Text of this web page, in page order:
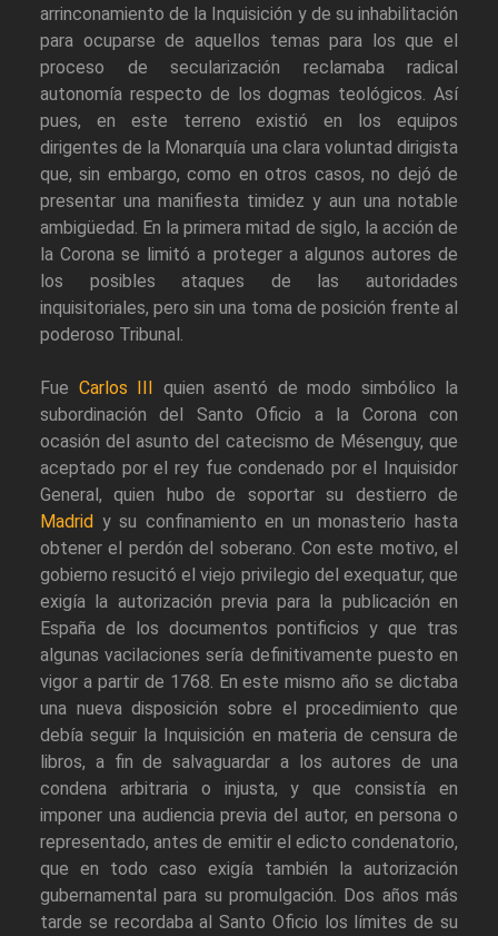
arrinconamiento de la Inquisición y de su inhabilitación
para ocuparse de aquellos temas para los que el
proceso de secularización reclamaba radical
autonomía respecto de los dogmas teológicos. Así
pues, en este terreno existió en los equipos
dirigentes de la Monarquía una clara voluntad dirigista
que, sin embargo, como en otros casos, no dejó de
presentar una manifiesta timidez y aun una notable
ambigüedad. En la primera mitad de siglo, la acción de
la Corona se limitó a proteger a algunos autores de
los posibles ataques de las autoridades
inquisitoriales, pero sin una toma de posición frente al
poderoso Tribunal.
Fue Carlos III
quien asentó de modo simbólico la
subordinación del Santo Oficio a la Corona con
ocasión del asunto del catecismo de Mésenguy, que
aceptado por el rey fue condenado por el Inquisidor
General, quien hubo de soportar su destierro de
Madrid y su confinamiento en un monasterio hasta
obtener el perdón del soberano. Con este motivo, el
gobierno resucitó el viejo privilegio del exequatur, que
exigía la autorización previa para la publicación en
España de los documentos pontificios y que tras
algunas vacilaciones sería definitivamente puesto en
vigor a partir de 1768. En este mismo año se dictaba
una nueva disposición sobre el procedimiento que
debía seguir la Inquisición en materia de censura de
libros, a fin de salvaguardar a los autores de una
condena arbitraria o injusta, y que consistía en
imponer una audiencia previa del autor, en persona o
representado, antes de emitir el edicto condenatorio,
que en todo caso exigía también la autorización
gubernamental para su promulgación. Dos años más
tarde se recordaba al Santo Oficio los límites de su